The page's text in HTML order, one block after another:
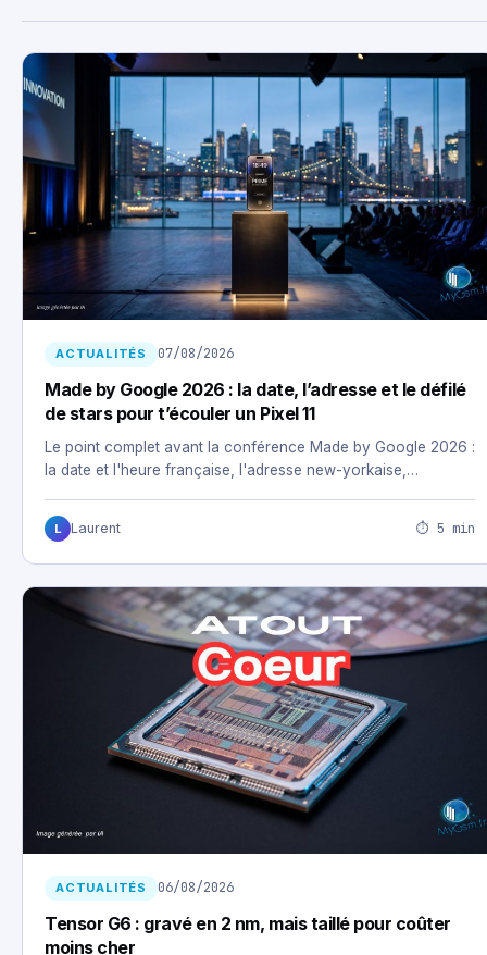
ACTUALITÉS 07/08/2026
Made by Google 2026 : la date, l’adresse et le défilé
de stars pour t’écouler un Pixel 11
Le point complet avant la conférence Made by Google 2026 :
la date et l'heure française, l'adresse new-yorkaise,…
L Laurent ⏱ 5 min
ACTUALITÉS 06/08/2026
Tensor G6 : gravé en 2 nm, mais taillé pour coûter
moins cher